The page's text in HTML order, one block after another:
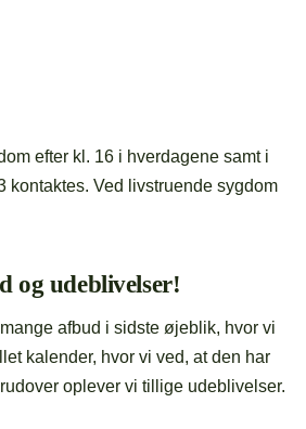
efter kl. 16 i hverdagene samt i
kontaktes. Ved livstruende sygdom
og udeblivelser!
afbud i sidste øjeblik, hvor vi
kalender, hvor vi ved, at den har
oplever vi tillige udeblivelser.